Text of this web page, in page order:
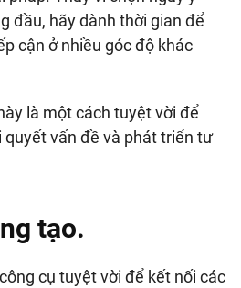
đầu, hãy dành thời gian để
cận ở nhiều góc độ khác
là một cách tuyệt vời để
quyết vấn đề và phát triển tư
tạo.
cụ tuyệt vời để kết nối các